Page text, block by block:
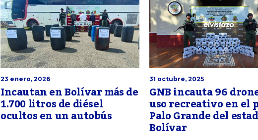
23 enero, 2026
Incautan en Bolívar más de
1.700 litros de diésel
ocultos en un autobús
31 octubre, 2025
GNB incauta 96
uso recreativo en el
Palo Grande del
Bolívar